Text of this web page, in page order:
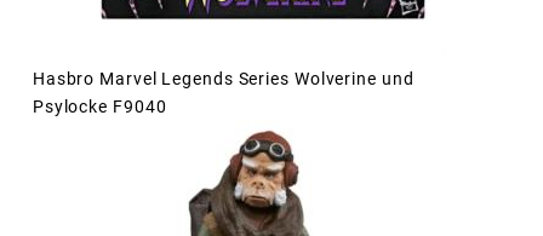
Hasbro Marvel Legends Series Wolverine und
Psylocke F9040